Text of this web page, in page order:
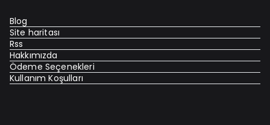
Blog
Site haritası
Rss
Hakkımızda
Ödeme Seçenekleri
Kullanım Koşulları